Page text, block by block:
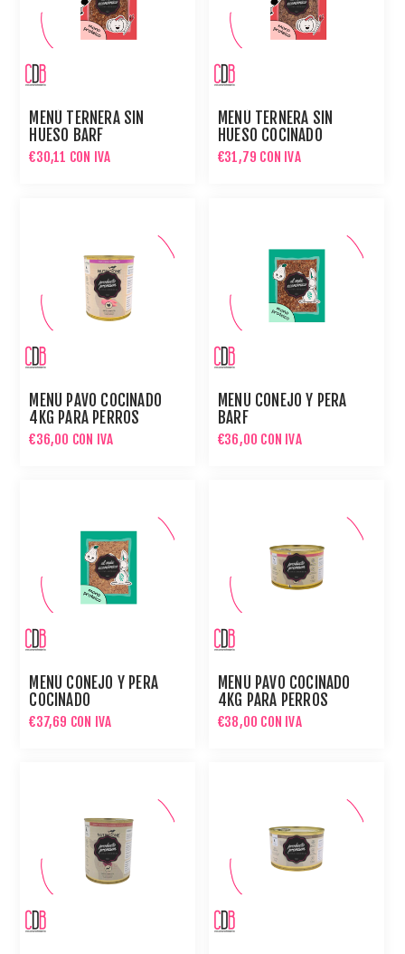
MENÚ TERNERA SIN
HUESO BARF
€30,11 CON IVA
MENÚ TERNERA SIN
HUESO COCINADO
€31,79 CON IVA
MENÚ PAVO COCINADO
4KG PARA PERROS
€36,00 CON IVA
MENÚ CONEJO Y PERA
BARF
€36,00 CON IVA
MENÚ CONEJO Y PERA
COCINADO
€37,69 CON IVA
MENÚ PAVO COCINADO
4KG PARA PERROS
€38,00 CON IVA